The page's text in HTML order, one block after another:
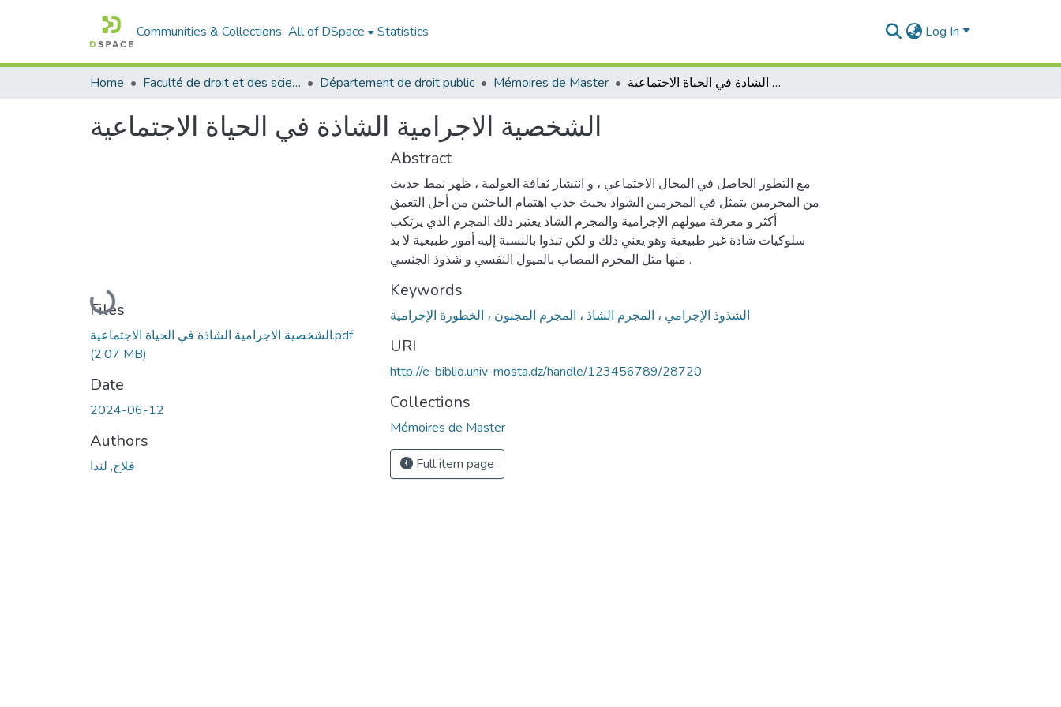
Communities & Collections All of DSpace Statistics Log In
Home Faculté de droit et des sciences politiques Département de droit public Mémoires de Master الشخصية الاجرامية الشاذة في الحياة الاجتماعية
الشخصية الاجرامية الشاذة في الحياة الاجتماعية
Loading...
Files
الشخصية الاجرامية الشاذة في الحياة الاجتماعية.pdf
(2.07 MB)
Date
2024-06-12
Authors
فلاح, لندا
Abstract
مع التطور الحاصل في المجال الاجتماعي ، و انتشار ثقافة العولمة ، ظهر نمط حديث
من المجرمين يتمثل في المجرمين الشواذ بحيث جذب اهتمام الباحثين من أجل التعمق
أكثر و معرفة ميولهم الإجرامية والمجرم الشاذ يعتبر ذلك المجرم الذي يرتكب
سلوكيات شاذة غير طبيعية وهو يعني ذلك و لكن تبذوا بالنسبة إليه أمور طبيعية لا بد
منها مثل المجرم المصاب بالميول النفسي و شذوذ الجنسي .
Keywords
الشذوذ الإجرامي ، المجرم الشاذ ، المجرم المجنون ، الخطورة الإجرامية
URI
http://e-biblio.univ-mosta.dz/handle/123456789/28720
Collections
Mémoires de Master
Full item page